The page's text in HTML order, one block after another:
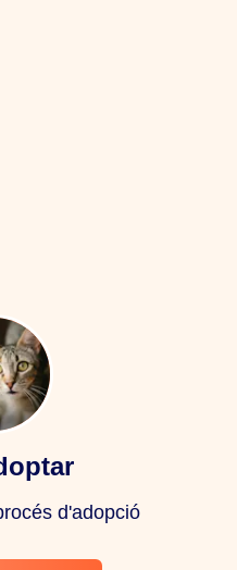
d'adopció